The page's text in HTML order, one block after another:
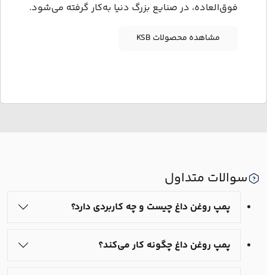
فوق‌العاده، در صنایع بزرگ دنیا به‌کار گرفته می‌شود.
مشاهده محصولات KSB
سوالات متداول
پمپ روغن داغ چیست و چه کاربردی دارد؟
پمپ روغن داغ چگونه کار می‌کند؟